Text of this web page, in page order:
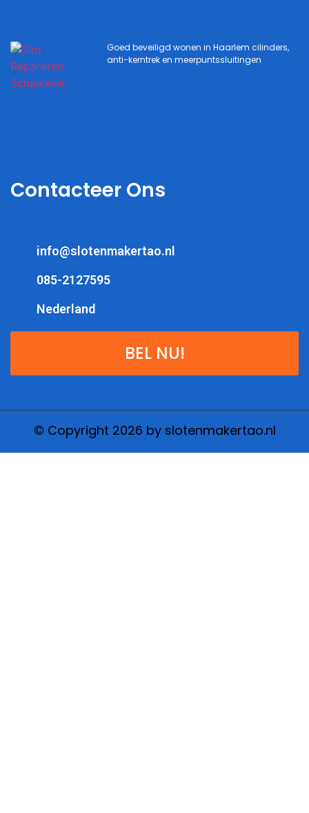
Goed beveiligd wonen in Haarlem cilinders,
anti-kerntrek en meerpuntssluitingen
Contacteer Ons
info@slotenmakertao.nl
085-2127595
Nederland
BEL NU!
© Copyright 2026 by slotenmakertao.nl